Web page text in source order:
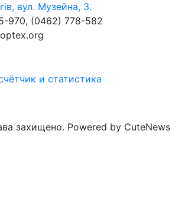
вул. Музейна, 3.
970, (0462) 778-582
захищено. Powered by CuteNews